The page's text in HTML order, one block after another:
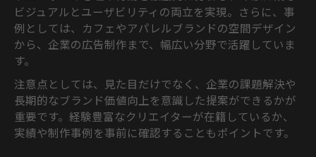
ビジュアルとユーザビリティの両立を実現。さらに、事
例としては、カフェやアパレルブランドの空間デザイン
から、企業の広告制作まで、幅広い分野で活躍していま
す。
注意点としては、見た目だけでなく、企業の課題解決や
長期的なブランド価値向上を意識した提案ができるかが
重要です。経験豊富なクリエイターが在籍しているか、
実績や制作事例を事前に確認することもポイントです。